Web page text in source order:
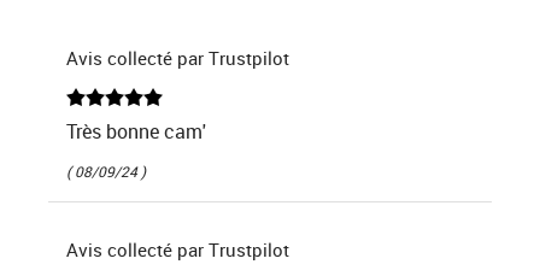
Avis collecté par Trustpilot
Très bonne cam'
( 08/09/24 )
Avis collecté par Trustpilot